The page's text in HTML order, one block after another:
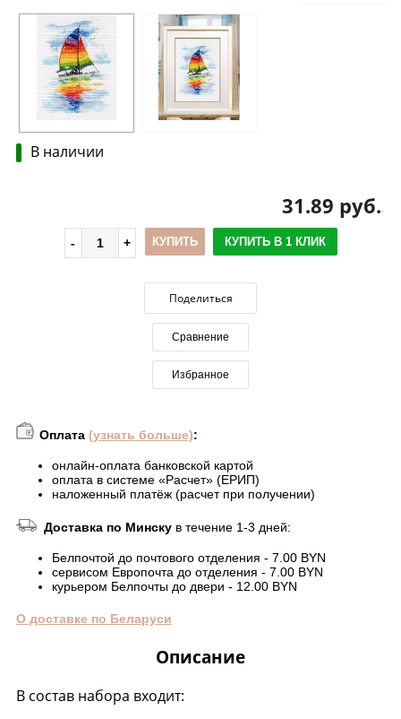
В наличии
31.89 руб.
КУПИТЬ КУПИТЬ В 1 КЛИК
Поделиться
Сравнение
Избранное
Оплата (узнать больше):
онлайн-оплата банковской картой
оплата в системе «Расчет» (ЕРИП)
наложенный платёж (расчет при получении)
Доставка по Минску в течение 1-3 дней:
Белпочтой до почтового отделения - 7.00 BYN
сервисом Европочта до отделения - 7.00 BYN
курьером Белпочты до двери - 12.00 BYN
О доставке по Беларуси
Описание
В состав набора входит: